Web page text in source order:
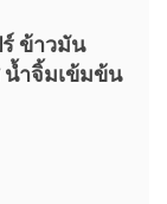
ข้าวมัน
ำจิ้มเข้มข้น